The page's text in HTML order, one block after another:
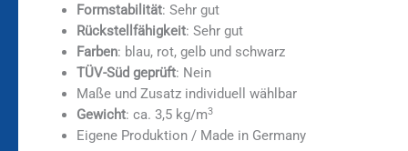
Formstabilität: Sehr gut
Rückstellfähigkeit: Sehr gut
Farben: blau, rot, gelb und schwarz
TÜV-Süd geprüft: Nein
Maße und Zusatz individuell wählbar
Gewicht: ca. 3,5 kg/m3
Eigene Produktion / Made in Germany